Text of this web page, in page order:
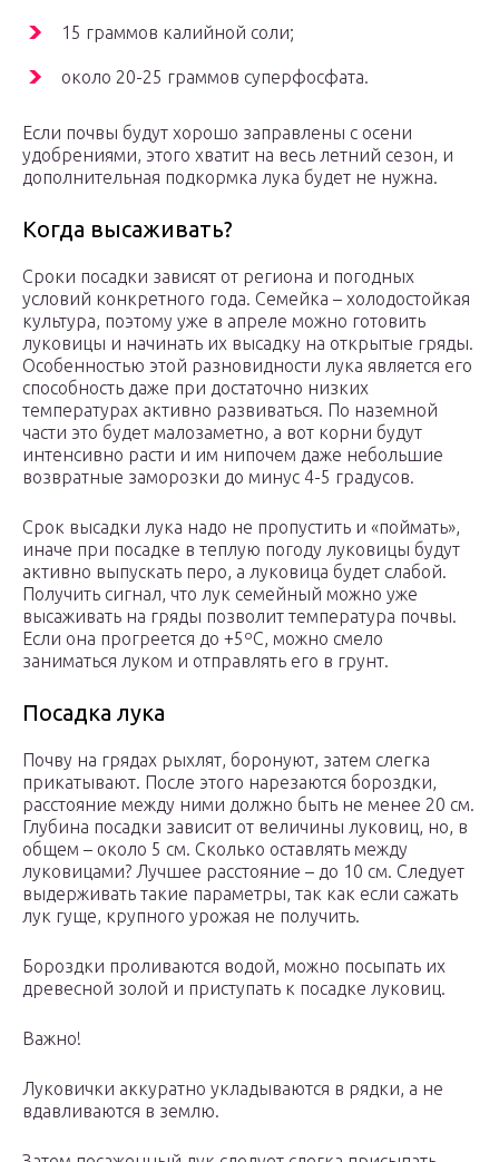
15 граммов калийной соли;
около 20-25 граммов суперфосфата.
Если почвы будут хорошо заправлены с осени
удобрениями, этого хватит на весь летний сезон, и
дополнительная подкормка лука будет не нужна.
Когда высаживать?
Сроки посадки зависят от региона и погодных
условий конкретного года. Семейка – холодостойкая
культура, поэтому уже в апреле можно готовить
луковицы и начинать их высадку на открытые гряды.
Особенностью этой разновидности лука является его
способность даже при достаточно низких
температурах активно развиваться. По наземной
части это будет малозаметно, а вот корни будут
интенсивно расти и им нипочем даже небольшие
возвратные заморозки до минус 4-5 градусов.
Срок высадки лука надо не пропустить и «поймать»,
иначе при посадке в теплую погоду луковицы будут
активно выпускать перо, а луковица будет слабой.
Получить сигнал, что лук семейный можно уже
высаживать на гряды позволит температура почвы.
Если она прогреется до +5ºC, можно смело
заниматься луком и отправлять его в грунт.
Посадка лука
Почву на грядах рыхлят, боронуют, затем слегка
прикатывают. После этого нарезаются бороздки,
расстояние между ними должно быть не менее 20 см.
Глубина посадки зависит от величины луковиц, но, в
общем – около 5 см. Сколько оставлять между
луковицами? Лучшее расстояние – до 10 см. Следует
выдерживать такие параметры, так как если сажать
лук гуще, крупного урожая не получить.
Бороздки проливаются водой, можно посыпать их
древесной золой и приступать к посадке луковиц.
Важно!
Луковички аккуратно укладываются в рядки, а не
вдавливаются в землю.